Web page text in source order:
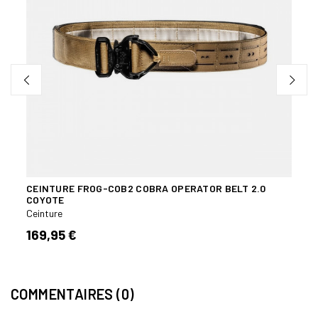
CEINTURE FROG-COB2 COBRA OPERATOR BELT 2.0
COYOTE
Ceinture
169,95 €
COMMENTAIRES (0)